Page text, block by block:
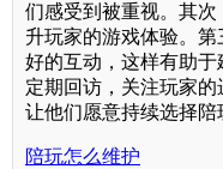
们感受到被重视。其
升玩家的游戏体验。
好的互动，这样有助于
定期回访，关注玩家的
让他们愿意持续选择陪
陪玩怎么维护